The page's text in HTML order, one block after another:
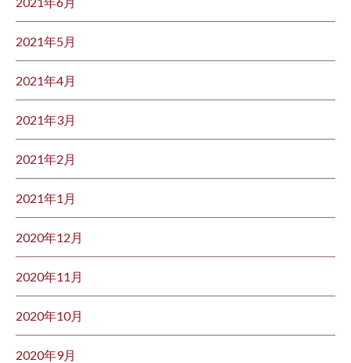
2021年5月
2021年4月
2021年3月
2021年2月
2021年1月
2020年12月
2020年11月
2020年10月
2020年9月